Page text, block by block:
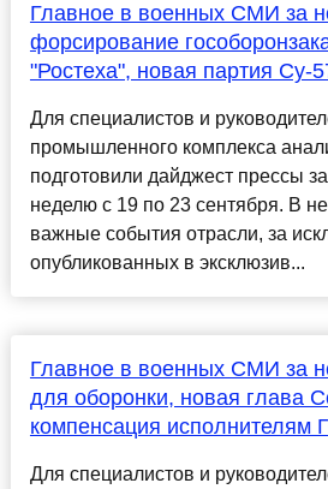
Главное в военных СМИ за
форсирование
"Ростеха", новая партия Су-
Для специалистов и
промышленного комплекса
подготовили дайджест прессы
неделю с 19 по 23 сентября. В
важные события отрасли, за
опубликованных в эксклюзив...
Главное в военных СМИ за
для оборонки, новая глава
компенсация исполнителям
Для специалистов и